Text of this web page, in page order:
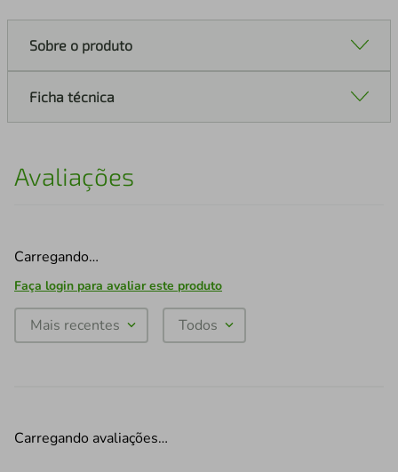
Sobre o produto
Ficha técnica
Avaliações
Carregando…
Faça login para avaliar este produto
Mais recentes Todos
Carregando avaliações…